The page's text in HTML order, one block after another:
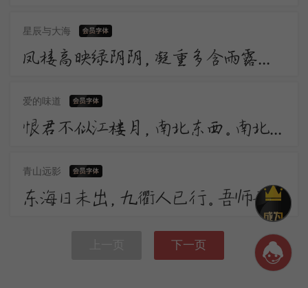
星辰与大海
凤楼高映绿阴阴，凝重多含雨露深。 莫谓一枝柔软力，几曾牵破别离心。 馆娃宫畔响廊前，依托吴王养翠烟。
爱的味道
恨君不似江楼月，南北东西。南北东西。只有相随无别离。恨君却似江楼月，暂满还亏。暂满还亏。待得团团是几时。
青山远影
东海日未出，九衢人已行。吾师无事坐，苔藓入门生。 雨过闲花落，风来古木声。天台频说法，石壁欠题名。
下一页